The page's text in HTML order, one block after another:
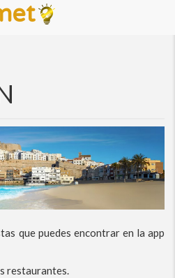
que puedes encontrar en la app
restaurantes.